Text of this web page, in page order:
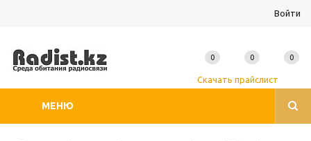
Войти
МЕНЮ
Скачать прайслист
0 0 0